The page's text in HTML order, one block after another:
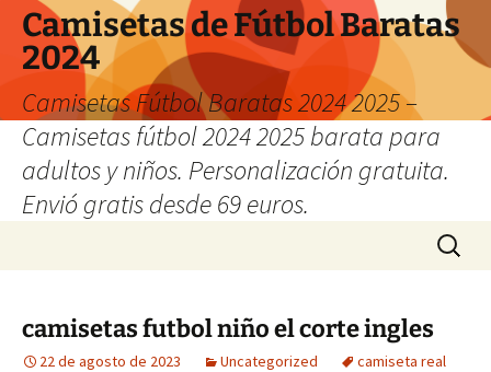
Camisetas de Fútbol Baratas
2024
Camisetas Fútbol Baratas 2024 2025 –
Camisetas fútbol 2024 2025 barata para
adultos y niños. Personalización gratuita.
Envió gratis desde 69 euros.
Buscar:
camisetas futbol niño el corte ingles
22 de agosto de 2023 Uncategorized
camiseta real